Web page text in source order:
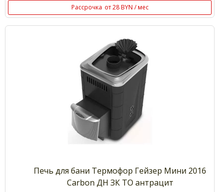
Рассрочка от 28 BYN / мес
Печь для бани Термофор Гейзер Мини 2016
Carbon ДН ЗК ТО антрацит